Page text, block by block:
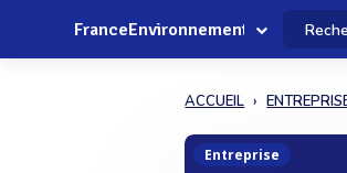
FranceEnvironnement
ACCUEIL
Entreprise